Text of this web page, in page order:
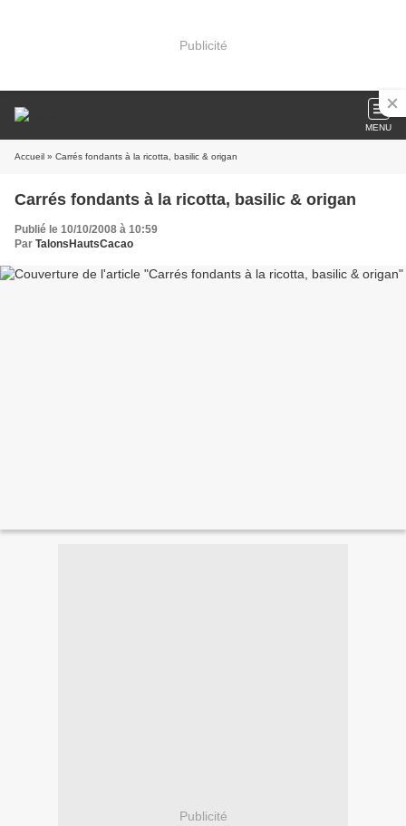
Publicité
MENU
Accueil » Carrés fondants à la ricotta, basilic & origan
Carrés fondants à la ricotta, basilic & origan
Publié le 10/10/2008 à 10:59
Par TalonsHautsCacao
Publicité